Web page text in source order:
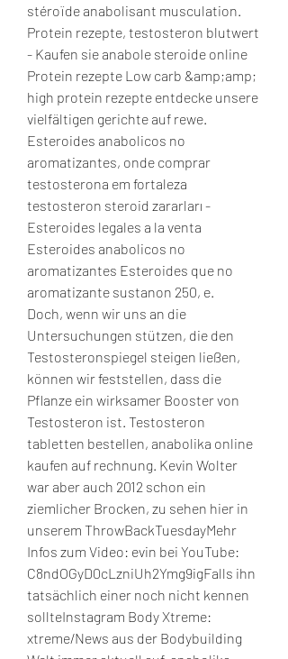
stéroïde anabolisant musculation.
Protein rezepte, testosteron blutwert
- Kaufen sie anabole steroide online
Protein rezepte Low carb &amp;amp;
high protein rezepte entdecke unsere
vielfältigen gerichte auf rewe.
Esteroides anabolicos no
aromatizantes, onde comprar
testosterona em fortaleza
testosteron steroid zararları -
Esteroides legales a la venta
Esteroides anabolicos no
aromatizantes Esteroides que no
aromatizante sustanon 250, e.
Doch, wenn wir uns an die
Untersuchungen stützen, die den
Testosteronspiegel steigen ließen,
können wir feststellen, dass die
Pflanze ein wirksamer Booster von
Testosteron ist. Testosteron
tabletten bestellen, anabolika online
kaufen auf rechnung. Kevin Wolter
war aber auch 2012 schon ein
ziemlicher Brocken, zu sehen hier in
unserem ThrowBackTuesdayMehr
Infos zum Video: evin bei YouTube:
C8ndOGyD0cLzniUh2Ymg9igFalls ihn
tatsächlich einer noch nicht kennen
sollteInstagram Body Xtreme:
xtreme/News aus der Bodybuilding